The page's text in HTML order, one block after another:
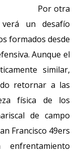
Por otra
un desafío
formados desde
Aunque el
similar,
retornar a las
física de los
de campo
Francisco 49ers